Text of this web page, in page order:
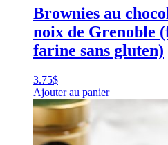
Brownies au
noix de Grenoble
farine sans gluten)
3.75$
Ajouter au panier